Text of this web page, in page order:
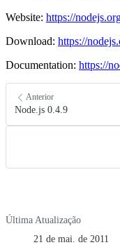
Website: https://
Download: https://
Documentation: https://
Anterior
Node.js 0.4.9
Última Atualização
21 de mai. de 2011